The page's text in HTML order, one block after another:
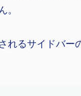
るサイドバー